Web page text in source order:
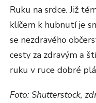
Ruku na srdce. Již
klíčem k hubnutí je
se nezdravého
cesty za zdravým a
ruku v ruce dobré
Foto: Shutterstock,